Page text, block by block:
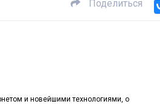
Поделиться
и новейшими технологиями, о